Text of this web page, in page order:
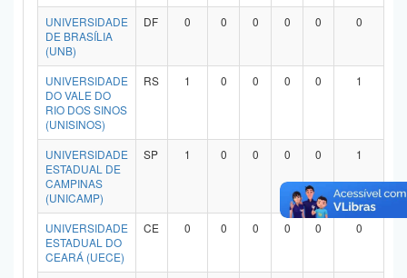
UNIVERSIDADE
DE BRASÍLIA
(UNB)
DF 0 0 0 0 0 0
UNIVERSIDADE
DO VALE DO
RIO DOS SINOS
(UNISINOS)
RS 1 0 0 0 0 1
UNIVERSIDADE
ESTADUAL DE
CAMPINAS
(UNICAMP)
SP 1 0 0 0 0 1
UNIVERSIDADE
ESTADUAL DO
CEARÁ (UECE)
CE 0 0 0 0 0 0